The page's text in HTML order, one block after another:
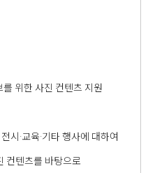
위한 사진 컨텐츠 지원
시·교육·기타 행사에 대하여
컨텐츠를 바탕으로